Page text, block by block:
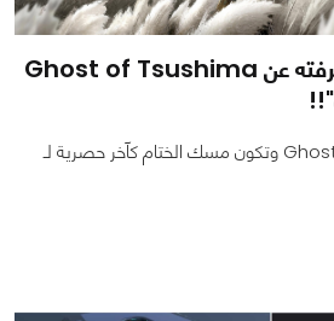
كل ما أنت بحاجة لمعرفته عن Ghost of Tsushima
هل تفعلها Ghost Of Tsushima وتكون مسك الختام كآخر حصرية لـ